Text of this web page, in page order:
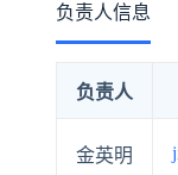
负责人信息
负责人
金英明